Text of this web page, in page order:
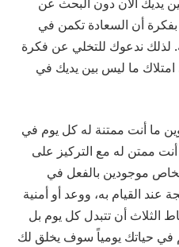
أن السعادة تكمن في
لذلك ندعوك للتخلي عن فكرة
ما ليس بين يديك في
ما أنت ممتنة له كل يوم في
ممتن له مع التركيز على
موجودين بالفعل في
القيام به، ووعد أو أمنية
الثلاث أن تتبدل كل يوم بل
في حياتك يومياً سوف يخلق لك